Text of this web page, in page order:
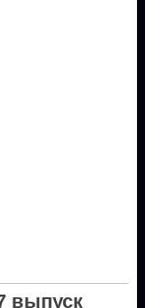
выпуск